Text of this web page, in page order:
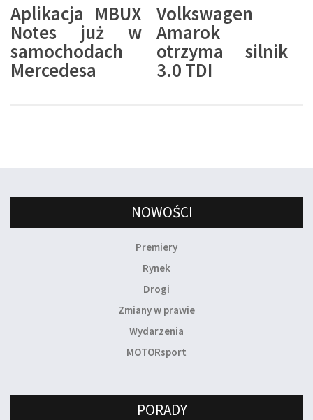
Aplikacja MBUX
Notes już w
samochodach
Mercedesa
Volkswagen
Amarok
otrzyma silnik
3.0 TDI
NOWOŚCI
Premiery
Rynek
Drogi
Zmiany w prawie
Wydarzenia
MOTORsport
PORADY